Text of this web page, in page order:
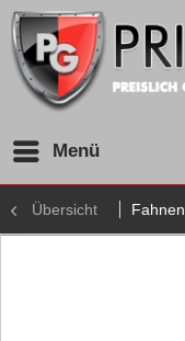
Menü
Übersicht Fahnen